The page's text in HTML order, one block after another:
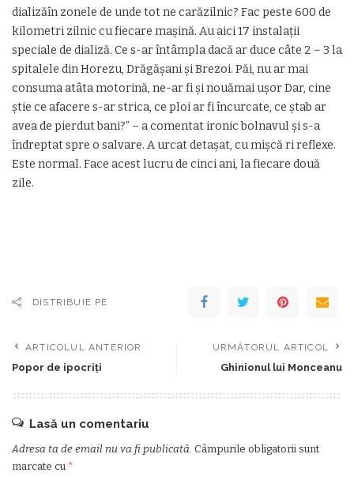
dializăîn zonele de unde tot ne carăzilnic? Fac peste 600 de
kilometri zilnic cu fiecare mașină. Au aici 17 instalații
speciale de dializă. Ce s-ar întâmpla dacă ar duce câte 2 – 3 la
spitalele din Horezu, Drăgășani și Brezoi. Păi, nu ar mai
consuma atâta motorină, ne-ar fi și nouămai ușor Dar, cine
știe ce afacere s-ar strica, ce ploi ar fi încurcate, ce ștab ar
avea de pierdut bani?” – a comentat ironic bolnavul și s-a
îndreptat spre o salvare. A urcat detașat, cu mișcă ri reflexe.
Este normal. Face acest lucru de cinci ani, la fiecare două
zile.
DISTRIBUIE PE
ARTICOLUL ANTERIOR
Popor de ipocriți
URMĂTORUL ARTICOL
Ghinionul lui Monceanu
Lasă un comentariu
Adresa ta de email nu va fi publicată. Câmpurile obligatorii sunt
marcate cu *